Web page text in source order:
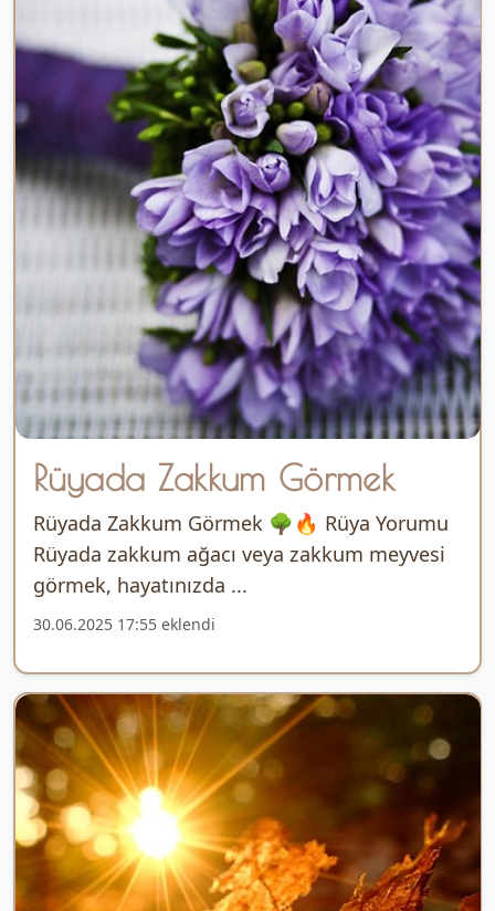
Rüyada Zakkum Görmek
Rüyada Zakkum Görmek 🌳🔥 Rüya Yorumu
Rüyada zakkum ağacı veya zakkum meyvesi
görmek, hayatınızda ...
30.06.2025 17:55 eklendi